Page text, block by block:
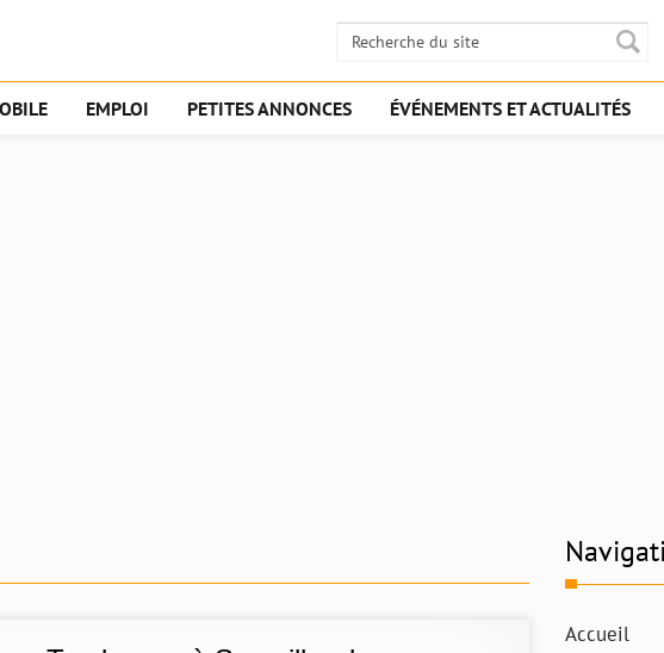
EMPLOI PETITES ANNONCES ÉVÉNEMENTS ET ACTUALITÉS
Accueil